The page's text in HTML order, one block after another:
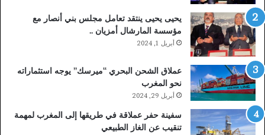
يحيى يحيى ينتقد تعامل مجلس بني أنصار مع
مؤسسة المارشال أمزيان ..
أبريل 1, 2024
عملاق الشحن البحري “ميرسك” يوجه استثماراته
نحو المغرب
أبريل 29, 2024
سفينة حفر عملاقة في طريقها إلى المغرب لمهمة
تنقيب عن الغاز الطبيعي